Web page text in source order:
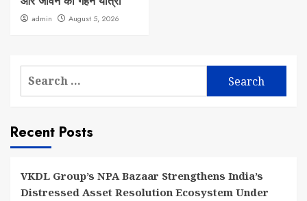
admin August 5, 2026
Search
Recent Posts
VKDL Group’s NPA Bazaar Strengthens India’s
Distressed Asset Resolution Ecosystem Under